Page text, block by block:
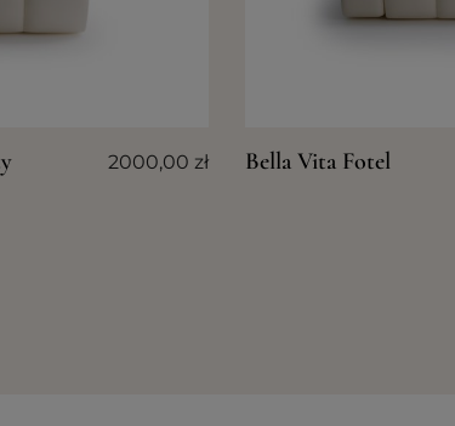
2000,00zł Bella Vita Fotel